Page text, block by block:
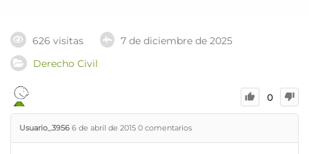
626 visitas
7 de diciembre de 2025
Derecho Civil
0
Usuario_3956 6 de abril de 2015 0 comentarios